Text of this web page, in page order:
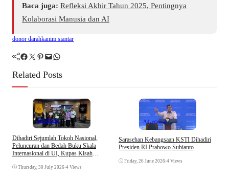
Baca juga: Refleksi Akhir Tahun 2025, Pentingnya
Kolaborasi Manusia dan AI
donor darahkanim siantar
Facebook Twitter Pinterest Mail WhatsApp
Related Posts
Advertorial
Dihadiri Sejumlah Tokoh Nasional,
Peluncuran dan Bedah Buku Skala
Internasional di UI, Kupas Kisah
Thursday, 30 July 2026•4 Views
Advertorial
Sarasehan Kebangsaan KSTI Dihadiri
Presiden RI Prabowo Subianto
Friday, 26 June 2026•4 Views